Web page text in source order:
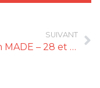
SUIVANT
Salon MADE – 28 et 29 mars 2017